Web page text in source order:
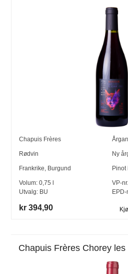
Chapuis Frères
Rødvin Ny
Frankrike, Burgund Pinot
Volum:0,75
Utvalg: BU
VP-
kr 394,90
Chapuis Frères Chorey les